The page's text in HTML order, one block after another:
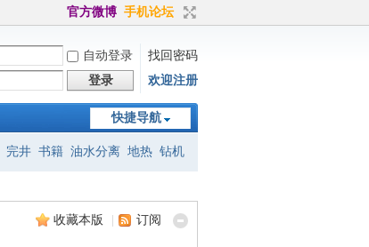
官方微博 手机论坛
自动登录
找回密码
登录 欢迎注册
快捷导航
完井 书籍 油水分离 地热 钻机
收藏本版 订阅